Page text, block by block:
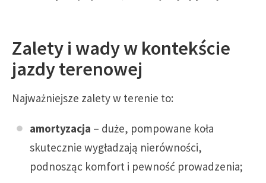
Zalety i wady w kontekście
jazdy terenowej
Najważniejsze zalety w terenie to:
amortyzacja – duże, pompowane koła
skutecznie wygładzają nierówności,
podnosząc komfort i pewność prowadzenia;